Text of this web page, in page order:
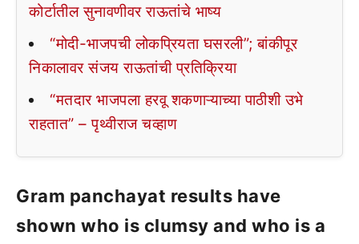
कोर्टातील सुनावणीवर राऊतांचे भाष्य
“मोदी-भाजपची लोकप्रियता घसरली”; बांकीपूर
निकालावर संजय राऊतांची प्रतिक्रिया
“मतदार भाजपला हरवू शकणाऱ्याच्या पाठीशी उभे
राहतात” – पृथ्वीराज चव्हाण
Gram panchayat results have
shown who is clumsy and who is a